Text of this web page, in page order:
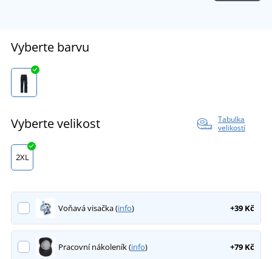
Vyberte barvu
Vyberte velikost
Tabulka
velikostí
2XL
Voňavá visačka (info) +39 Kč
Pracovní nákoleník (info) +79 Kč